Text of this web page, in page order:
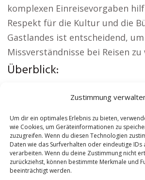
Zustimmung
Um dir ein optimales Erlebnis zu bieten,
wie Cookies, um Geräteinformationen zu
zuzugreifen. Wenn du diesen Technologien
Daten wie das Surfverhalten oder eindeutige IDs
verarbeiten. Wenn du deine Zustimmung nicht
zurückziehst, können bestimmte Merkmale und
beeinträchtigt werden.
komplexen Einreisevorgaben
Respekt für die Kultur und die
Gastlandes ist entscheidend, um
Missverständnisse bei Reisen zu
Überblick:
|Autovermietung
Versicherung Ahlen| Hauskauf
Hundeschule Ahlen
Contents [show]